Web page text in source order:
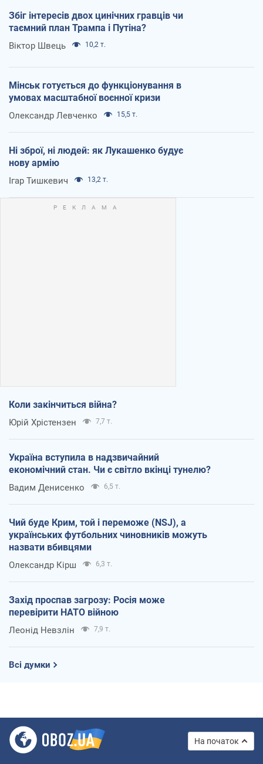
Збіг інтересів двох цинічних гравців чи
таємний план Трампа і Путіна?
Віктор Швець 10,2 т.
Мінськ готується до функціонування в
умовах масштабної воєнної кризи
Олександр Левченко 15,5 т.
Ні зброї, ні людей: як Лукашенко будує
нову армію
Ігар Тишкевич 13,2 т.
Коли закінчиться війна?
Юрій Хрістензен 7,7 т.
Україна вступила в надзвичайний
економічний стан. Чи є світло вкінці тунелю?
Вадим Денисенко 6,5 т.
Чий буде Крим, той і переможе (NSJ), а
українських футбольних чиновників можуть
назвати вбивцями
Олександр Кірш 6,3 т.
Захід проспав загрозу: Росія може
перевірити НАТО війною
Леонід Невзлін 7,9 т.
Всі думки
На початок